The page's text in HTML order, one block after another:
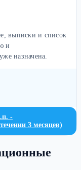
выписки и список
и
назначена.
-
3 месяцев)